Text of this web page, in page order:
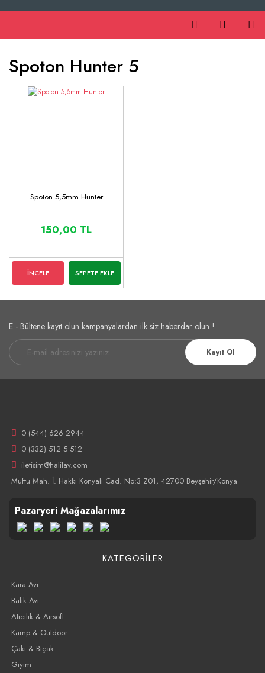
Spoton Hunter 5
Spoton 5,5mm Hunter
150,00 TL
İNCELE SEPETE EKLE
E - Bültene kayıt olun kampanyalardan ilk siz haberdar olun !
Kayıt Ol
0 (544) 626 2944
0 (332) 512 5 512
iletisim@halilav.com
Müftü Mah. İ. Hakkı Konyalı Cad. No:3 Z01, 42700 Beyşehir/Konya
Pazaryeri Mağazalarımız
KATEGORİLER
Kara Avı
Balık Avı
Atıcılık & Airsoft
Kamp & Outdoor
Çakı & Bıçak
Giyim